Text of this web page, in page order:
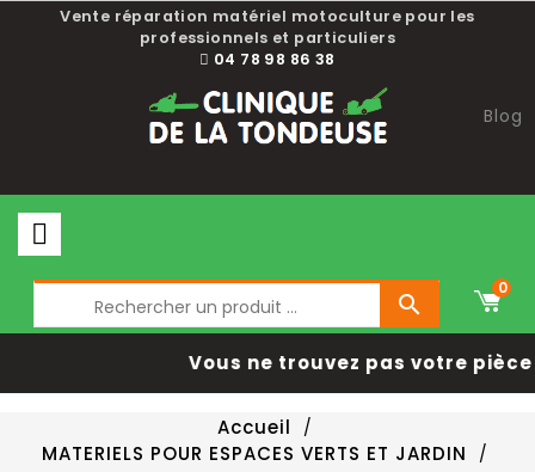
Vente réparation matériel motoculture pour les
professionnels et particuliers
04 78 98 86 38
Blog

0
Vous ne trouvez pas votre pièce
Accueil
MATERIELS POUR ESPACES VERTS ET JARDIN